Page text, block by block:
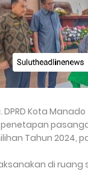
. DPRD Kota
Tahun 2024,
di ruang